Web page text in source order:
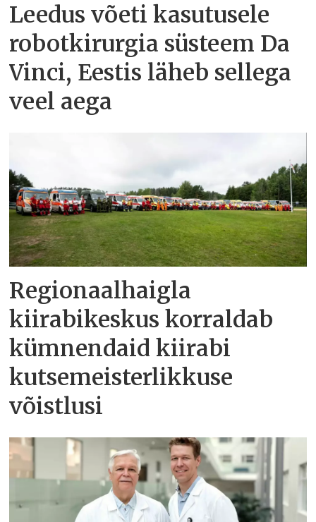
Leedus võeti kasutusele
robotkirurgia süsteem Da
Vinci, Eestis läheb sellega
veel aega
Regionaalhaigla
kiirabikeskus korraldab
kümnendaid kiirabi
kutsemeisterlikkuse
võistlusi